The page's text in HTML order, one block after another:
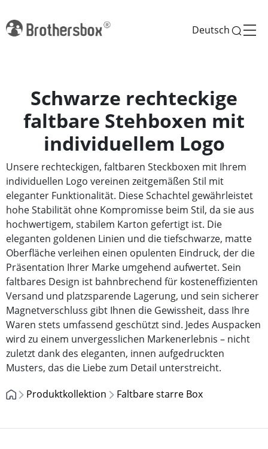
Deutsch
Schwarze rechteckige
faltbare Stehboxen mit
individuellem Logo
Unsere rechteckigen, faltbaren Steckboxen mit Ihrem
individuellen Logo vereinen zeitgemäßen Stil mit
eleganter Funktionalität. Diese Schachtel gewährleistet
hohe Stabilität ohne Kompromisse beim Stil, da sie aus
hochwertigem, stabilem Karton gefertigt ist. Die
eleganten goldenen Linien und die tiefschwarze, matte
Oberfläche verleihen einen opulenten Eindruck, der die
Präsentation Ihrer Marke umgehend aufwertet. Sein
faltbares Design ist bahnbrechend für kosteneffizienten
Versand und platzsparende Lagerung, und sein sicherer
Magnetverschluss gibt Ihnen die Gewissheit, dass Ihre
Waren stets umfassend geschützt sind. Jedes Auspacken
wird zu einem unvergesslichen Markenerlebnis – nicht
zuletzt dank des eleganten, innen aufgedruckten
Musters, das die Liebe zum Detail unterstreicht.
Produktkollektion
Faltbare starre Box